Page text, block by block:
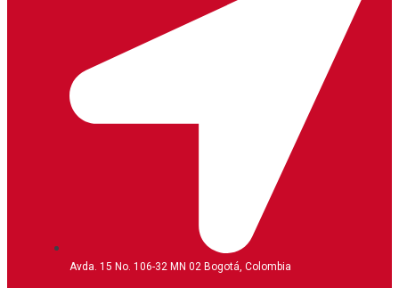
Avda. 15 No. 106-32 MN 02 Bogotá, Colombia